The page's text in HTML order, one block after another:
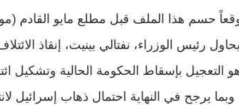
حسم هذا الملف قبل مطلع مايو القادم
رئيس الوزراء، نفتالي بينيت، إنقاذ
التعجيل بإسقاط الحكومة الحالية وتشكيل
وبما يرجح في النهاية احتمال ذهاب إسرائيل